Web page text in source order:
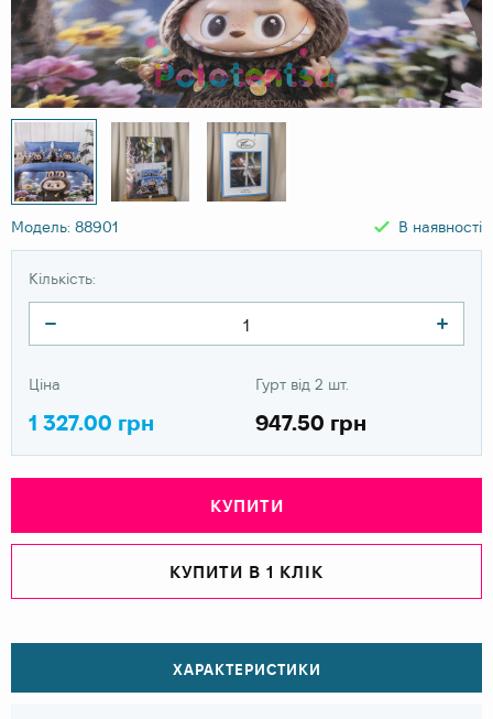
Модель: 88901 В наявності
Кількість:
Ціна
1 327.00 грн
Гурт від 2 шт.
947.50 грн
КУПИТИ
КУПИТИ В 1 КЛІК
ХАРАКТЕРИСТИКИ